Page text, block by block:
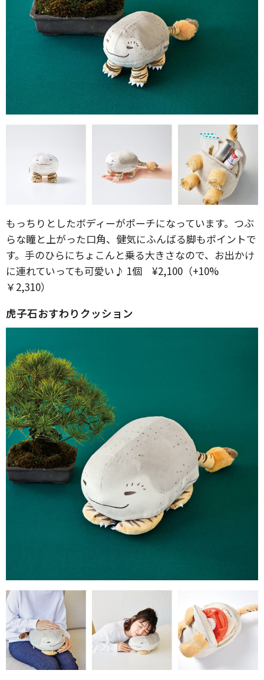
もっちりとしたボディーがポーチになっています。つぶ
らな瞳と上がった口角、健気にふんばる脚もポイントで
す。手のひらにちょこんと乗る大きさなので、お出かけ
に連れていっても可愛い♪ 1個 ¥2,100（+10%
￥2,310）
虎子石おすわりクッション